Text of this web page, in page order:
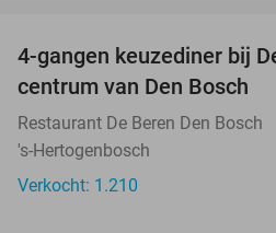
4-gangen keuzediner bij
centrum van Den Bosch
Restaurant De Beren Den Bosch
's-Hertogenbosch
Verkocht: 1.210